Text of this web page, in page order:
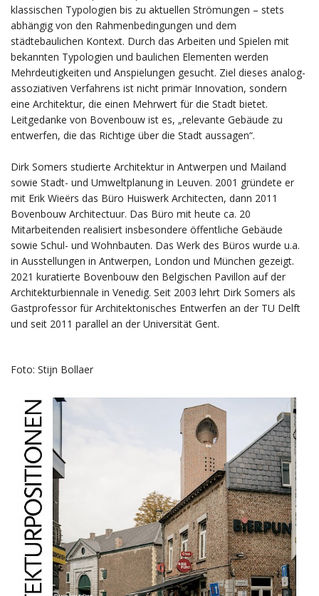
klassischen Typologien bis zu aktuellen Strömungen – stets
abhängig von den Rahmenbedingungen und dem
städtebaulichen Kontext. Durch das Arbeiten und Spielen mit
bekannten Typologien und baulichen Elementen werden
Mehrdeutigkeiten und Anspielungen gesucht. Ziel dieses analog-
assoziativen Verfahrens ist nicht primär Innovation, sondern
eine Architektur, die einen Mehrwert für die Stadt bietet.
Leitgedanke von Bovenbouw ist es, „relevante Gebäude zu
entwerfen, die das Richtige über die Stadt aussagen“.
Dirk Somers studierte Architektur in Antwerpen und Mailand
sowie Stadt- und Umweltplanung in Leuven. 2001 gründete er
mit Erik Wieërs das Büro Huiswerk Architecten, dann 2011
Bovenbouw Architectuur. Das Büro mit heute ca. 20
Mitarbeitenden realisiert insbesondere öffentliche Gebäude
sowie Schul- und Wohnbauten. Das Werk des Büros wurde u.a.
in Ausstellungen in Antwerpen, London und München gezeigt.
2021 kuratierte Bovenbouw den Belgischen Pavillon auf der
Architekturbiennale in Venedig. Seit 2003 lehrt Dirk Somers als
Gastprofessor für Architektonisches Entwerfen an der TU Delft
und seit 2011 parallel an der Universität Gent.
Foto: Stijn Bollaer